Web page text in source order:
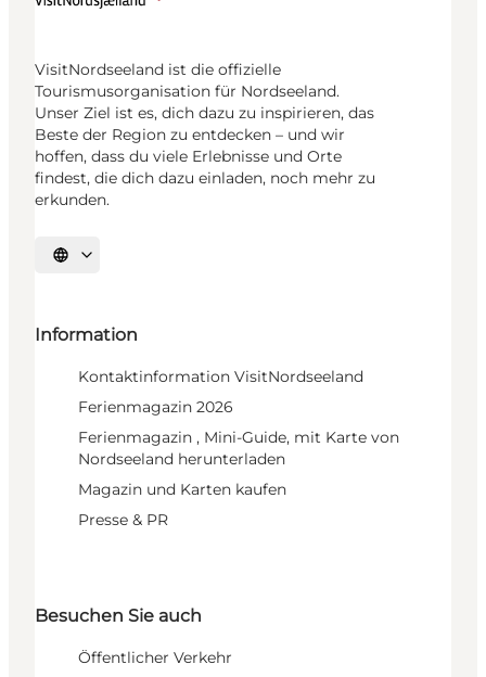
VisitNordseeland ist die offizielle
Tourismusorganisation für Nordseeland.
Unser Ziel ist es, dich dazu zu inspirieren, das
Beste der Region zu entdecken – und wir
hoffen, dass du viele Erlebnisse und Orte
findest, die dich dazu einladen, noch mehr zu
erkunden.
Sprache auswählen
Information
Kontaktinformation VisitNordseeland
Ferienmagazin 2026
Ferienmagazin , Mini-Guide, mit Karte von
Nordseeland herunterladen
Magazin und Karten kaufen
Presse & PR
Besuchen Sie auch
Öffentlicher Verkehr